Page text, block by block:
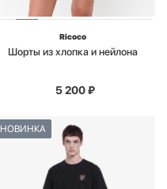
Ricoco
Шорты из хлопка и нейлона
5 200₽
НОВИНКА